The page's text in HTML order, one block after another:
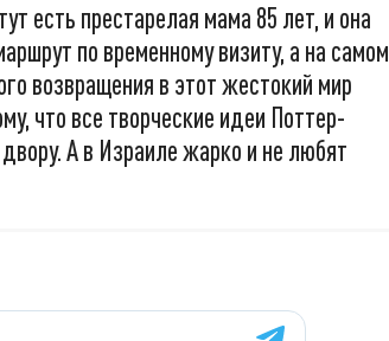
есть престарелая мама 85 лет, и она
по временному визиту, а на самом
возвращения в этот жестокий мир
что все творческие идеи Поттер-
А в Израиле жарко и не любят